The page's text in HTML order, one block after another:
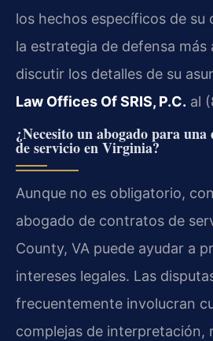
los hechos específicos de su
la estrategia de defensa más
discutir los detalles de su
Law Offices Of SRIS, P.C. al
¿Necesito un abogado para
de servicio en Virginia?
Aunque no es obligatorio,
abogado de contratos de
County, VA puede ayudar a
intereses legales. Las
frecuentemente involucran
complejas de interpretación,